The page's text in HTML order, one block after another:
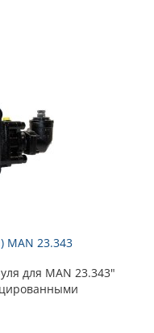
MAN 23.343
для MAN 23.343"